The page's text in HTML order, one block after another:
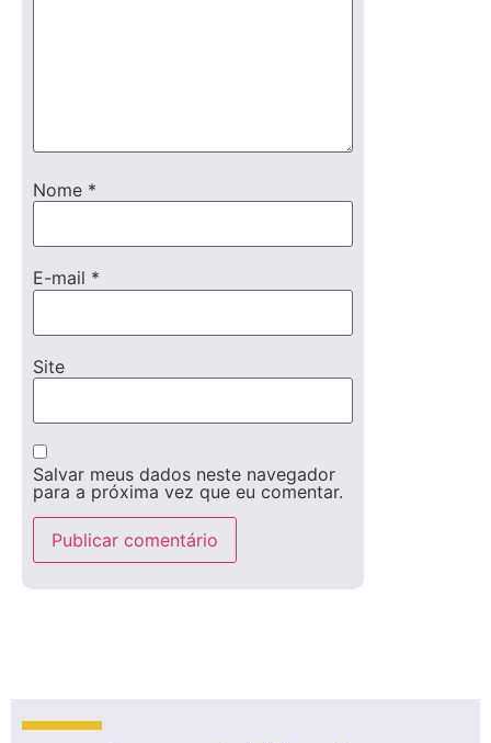
Nome *
E-mail *
Site
Salvar meus dados neste navegador
para a próxima vez que eu comentar.